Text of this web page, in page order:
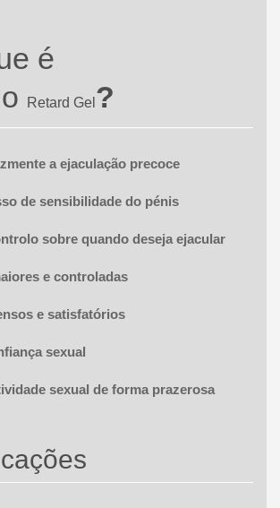
é
Retard Gel ?
a ejaculação precoce
de sensibilidade do pénis
sobre quando deseja ejacular
e controladas
e satisfatórios
sexual
sexual de forma prazerosa